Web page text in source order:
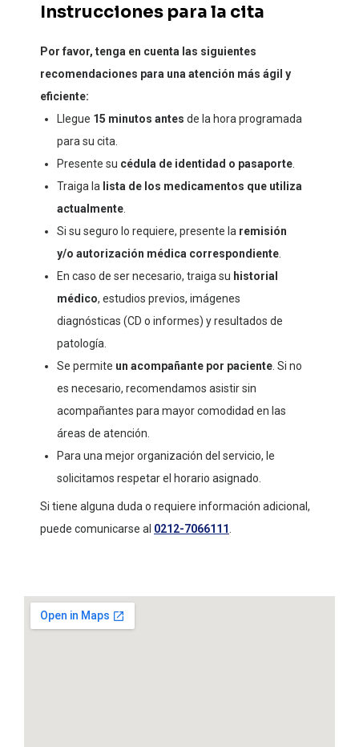
Instrucciones para la cita
Por favor, tenga en cuenta las siguientes
recomendaciones para una atención más ágil y
eficiente:
Llegue 15 minutos antes de la hora programada
para su cita.
Presente su cédula de identidad o pasaporte
Traiga la lista de los medicamentos que utiliza
actualmente
Si su seguro lo requiere, presente la remisión
y/o autorización médica correspondiente
En caso de ser necesario, traiga su historial
médico, estudios previos, imágenes
diagnósticas (CD o informes) y resultados de
patología.
Se permite un acompañante por paciente . Si no
es necesario, recomendamos asistir sin
acompañantes para mayor comodidad en las
áreas de atención.
Para una mejor organización del servicio, le
solicitamos respetar el horario asignado.
Si tiene alguna duda o requiere información adicional,
puede comunicarse al 0212-7066111